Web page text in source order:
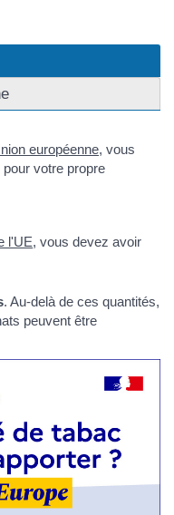
européenne, vous
votre propre
l'UE, vous devez avoir
. Au-delà de ces quantités,
peuvent être